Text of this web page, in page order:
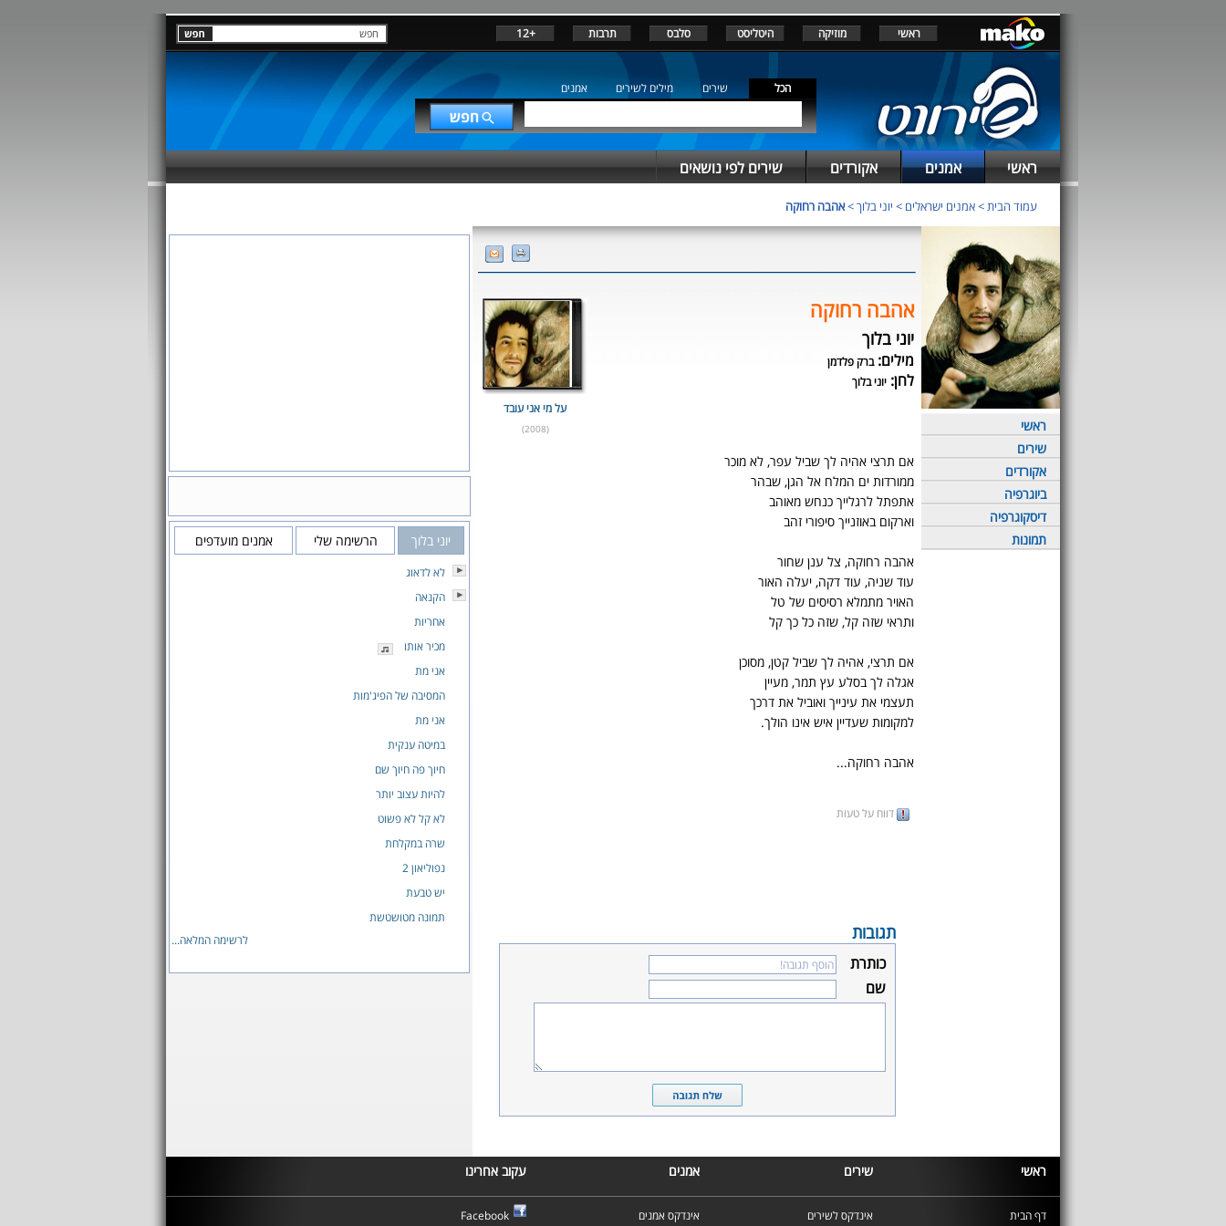
ראשי מוזיקה היטליסט סלבס תרבות +12
הכל שירים מילים לשירים אמנים
ראשי אמנים אקורדים שירים לפי נושאים
עמוד הבית>אמנים ישראלים > יוני בלוך>אהבה רחוקה
ראשי
שירים
אקורדים
ביוגרפיה
דיסקוגרפיה
תמונות
אהבה רחוקה
יוני בלוך
מילים:ברק פלדמן
לחן: יוני בלוך
אם תרצי אהיה לך שביל עפר, לא מוכר
ממורדות ים המלח אל הגן, שבהר
אתפתל לרגלייך כנחש מאוהב
וארקום באוזנייך סיפורי זהב
אהבה רחוקה, צל ענן שחור
עוד שניה, עוד דקה, יעלה האור
האויר מתמלא רסיסים של טל
ותראי שזה קל, שזה כל כך קל
אם תרצי, אהיה לך שביל קטן, מסוכן
אגלה לך בסלע עץ תמר, מעיין
תעצמי את עינייך ואוביל את דרכך
למקומות שעדיין איש אינו הולך.
אהבה רחוקה...
על מי אני עובד
(2008)
דווח על טעות
תגובות
כותרת
שם
יוני בלוך הרשימה שלי אמנים מועדפים
לא לדאוג
הקנאה
אחריות
מכיר אותו
אני מת
המסיבה של הפיג'מות
אני מת
במיטה ענקית
חיוך פה חיוך שם
להיות עצוב יותר
לא קל לא פשוט
שרה במקלחת
נפוליאון 2
יש טבעת
תמונה מטושטשת
לרשימה המלאה...
ראשי שירים אמנים עקוב אחרינו
דף הבית אינדקס לשירים אינדקס אמנים Facebook